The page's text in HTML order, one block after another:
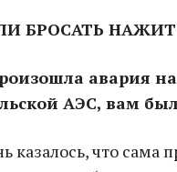
БРОСАТЬ
авария на
АЭС, вам
казалось, что сама